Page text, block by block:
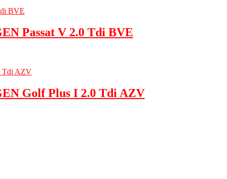
Passat V 2.0 Tdi BVE
Golf Plus I 2.0 Tdi AZV